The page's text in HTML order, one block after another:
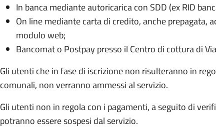
In banca mediante autoricarica con SDD (ex RID
On line mediante carta di credito, anche prepagata,
modulo web;
Bancomat o Postpay presso il Centro di cottura di
Gli utenti che in fase di iscrizione non risulteranno in
comunali, non verranno ammessi al servizio.
Gli utenti non in regola con i pagamenti, a seguito di
potranno essere sospesi dal servizio.